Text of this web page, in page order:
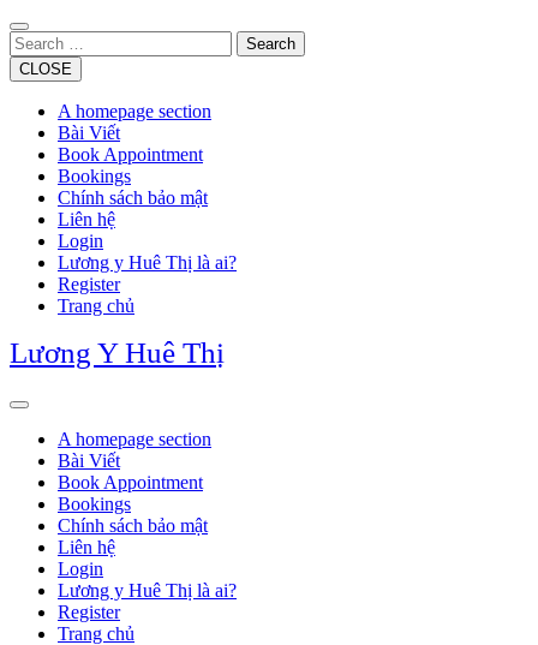
Skip
to
content
Search
CLOSE
A homepage section
Bài Viết
Book Appointment
Bookings
Chính sách bảo mật
Liên hệ
Login
Lương y Huê Thị là ai?
Register
Trang chủ
Lương Y Huê Thị
Open
ButtonA homepage section
Bài Viết
Book Appointment
Bookings
Chính sách bảo mật
Liên hệ
Login
Lương y Huê Thị là ai?
Register
Trang chủ